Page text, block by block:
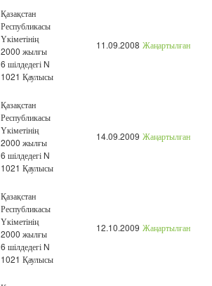
Қазақстан
Республикасы
Үкіметінің
2000 жылғы
6 шілдедегі N
1021 Қаулысы
11.09.2008 Жаңартылған
Қазақстан
Республикасы
Үкіметінің
2000 жылғы
6 шілдедегі N
1021 Қаулысы
14.09.2009 Жаңартылған
Қазақстан
Республикасы
Үкіметінің
2000 жылғы
6 шілдедегі N
1021 Қаулысы
12.10.2009 Жаңартылған